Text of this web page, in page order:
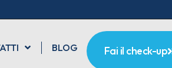
BLOG Fai il check-up